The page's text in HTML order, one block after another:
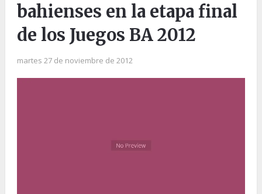
bahienses en la etapa final
de los Juegos BA 2012
martes 27 de noviembre de 2012